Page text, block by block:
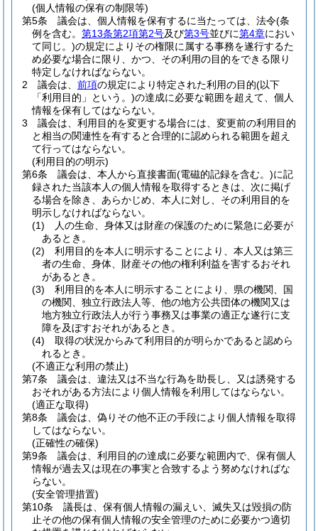
(個人情報の保有の制限等)
第5条
議会は、個人情報を保有するに当たっては、法令(条
例を含む。 第13条第2項第2号及び第3号並びに第4章におい
て同じ。)の規定によりその権限に属する事務を遂行するた
め必要な場合に限り、かつ、その利用の目的をできる限り
特定しなければならない。
2
議会は、 前項の規定により特定された利用の目的(以下
「利用目的」という。)の達成に必要な範囲を超えて、個人
情報を保有してはならない。
3
議会は、利用目的を変更する場合には、変更前の利用目的
と相当の関連性を有すると合理的に認められる範囲を超え
て行ってはならない。
(利用目的の明示)
第6条
議会は、本人から直接書面(電磁的記録を含む。)に記
録された当該本人の個人情報を取得するときは、次に掲げ
る場合を除き、あらかじめ、本人に対し、その利用目的を
明示しなければならない。
(1)
人の生命、身体又は財産の保護のために緊急に必要が
あるとき。
(2)
利用目的を本人に明示することにより、本人又は第三
者の生命、身体、財産その他の権利利益を害するおそれ
があるとき。
(3)
利用目的を本人に明示することにより、県の機関、国
の機関、独立行政法人等、他の地方公共団体の機関又は
地方独立行政法人が行う事務又は事業の適正な遂行に支
障を及ぼすおそれがあるとき。
(4)
取得の状況からみて利用目的が明らかであると認めら
れるとき。
(不適正な利用の禁止)
第7条
議会は、違法又は不当な行為を助長し、又は誘発する
おそれがある方法により個人情報を利用してはならない。
(適正な取得)
第8条
議会は、偽りその他不正の手段により個人情報を取得
してはならない。
(正確性の確保)
第9条
議会は、利用目的の達成に必要な範囲内で、保有個人
情報が過去又は現在の事実と合致するよう努めなければな
らない。
(安全管理措置)
第10条
議長は、保有個人情報の漏えい、滅失又は毀損の防
止その他の保有個人情報の安全管理のために必要かつ適切